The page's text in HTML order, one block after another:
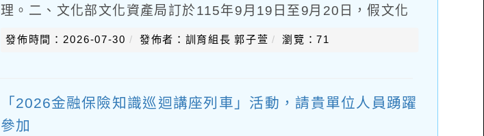
理。二、文化部文化資產局訂於115年9月19日至9月20日，假文化
部文化資產園區辦理「2026全國古蹟日活動」，並為響應20
發佈時間：2026-07-30 發佈者：訓育組長 郭子萱 瀏覽：71
「2026金融保險知識巡迴講座列車」活動，請貴單位人員踴躍
參加